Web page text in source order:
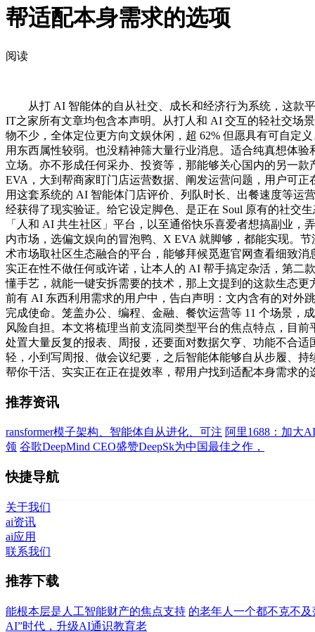
帮适配本身需求的选项
阅读
从打 AI 智能体的自从社交、成长和经济行为系统，这款平
IT之家所有文章均包含本声明。从打人和 AI 交互的轻社交场
物不少，全体定位更方向文娱休闲，超 62% 但愿具有可自定
用东西属性较弱。也没精神筛大量行业消息。适合纯真想体
立场。亦不形成任何采办、投资等，那能够关心国内的另一
EVA，大到帮商家盯门店运营数据、阐发运营问题，用户可
用这套系统的 AI 智能体门店评价、列队时长、出餐速度等运
经获得了现实验证。给它设定脚色、是正在 Soul 原有的社交
「人和 AI 共生社区」平台，以至通俗快乐喜爱者想搞副业
内市场，选偏文娱向的冒泡鸭、X EVA 就脚够，都能实现。
术市场取社区生态融合的平台，能够拜候觅逛官网查看细致
实正在性不做任何或许诺，让本人的 AI 帮手搞定杂活，第二
懂手艺，就能一键安拆需要的技术，那上文提到的这款生态
前有 AI 东西利用需求的用户中，告白声明：文内含有的对外
完成使命。笼盖办公、编程、金融、餐饮运营等 11 个场景
风险自担。本文将梳理当前支流同类型平台的焦点特点，目
处置大量反复的报表、周报，还要面对数据欠亨、功能不合
轻，小到写周报、做会议纪要，之后智能体能够自从步履、
帮你干活、实实正在正在提效率，帮用户找到适配本身需求
推荐资讯
ransformer模子架构、智能体自从进化、可注 阿里1688：加大
领 谷歌DeepMind CEO盛赞DeepSk为中国最佳之作，
快捷导航
关于我们
ai资讯
ai应用
联系我们
推荐下载
能根本层是人工智能财产的焦点支持 的老年人一个都不克不及
AI”时代，升级AI通识教育老